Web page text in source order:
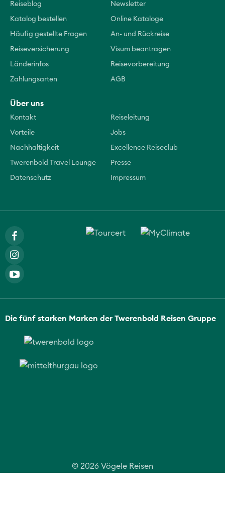
Reiseblog Newsletter
Katalog bestellen Online Kataloge
Häufig gestellte Fragen An- und Rückreise
Reiseversicherung Visum beantragen
Länderinfos Reisevorbereitung
Zahlungsarten AGB
Über uns
Kontakt Reiseleitung
Vorteile Jobs
Nachhaltigkeit Excellence Reiseclub
Twerenbold Travel Lounge Presse
Datenschutz Impressum
Die fünf starken Marken der Twerenbold Reisen Gruppe
© 2026 Vögele Reisen